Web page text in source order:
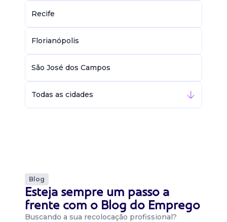
Recife
Florianópolis
São José dos Campos
Todas as cidades
Blog
Esteja sempre um passo a
frente com o Blog do Emprego
Buscando a sua recolocação profissional?